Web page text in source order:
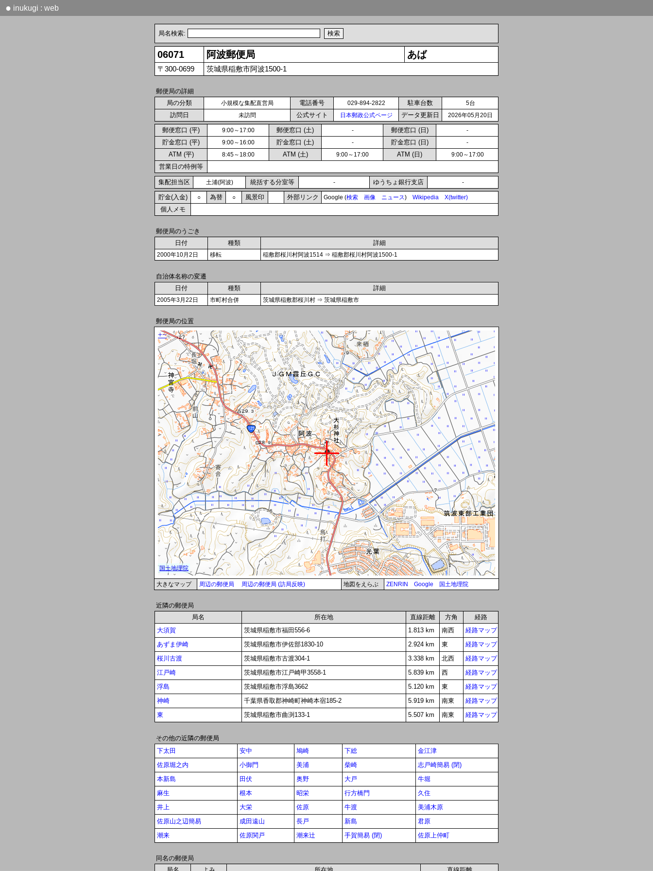
● inukugi : web
局名検索:
06071 阿波郵便局 あば
〒300-0699 茨城県稲敷市阿波1500-1
郵便局の詳細
局の分類
小規模な集配直営局 電話番号 029-894-2822 駐車台数 5台
訪問日 未訪問 公式サイト 日本郵政公式ページ データ更新日 2026年05月20日
郵便窓口 (平) 9:00～17:00 郵便窓口 (土) - 郵便窓口 (日) -
貯金窓口 (平) 9:00～16:00 貯金窓口 (土) - 貯金窓口 (日) -
ATM (平) 8:45～18:00 ATM (土) 9:00～17:00 ATM (日) 9:00～17:00
営業日の特例等
集配担当区 土浦(阿波) 統括する分室等 - ゆうちょ銀行支店 -
貯金(入金) ○ 為替 ○ 風景印 外部リンク Google (検索 画像 ニュース) Wikipedia X(twitter)
個人メモ
郵便局のうごき
日付
種類 詳細
2000年10月2日 移転 稲敷郡桜川村阿波1514 ⇒ 稲敷郡桜川村阿波1500-1
自治体名称の変遷
日付
種類 詳細
2005年3月22日 市町村合併 茨城県稲敷郡桜川村 ⇒ 茨城県稲敷市
郵便局の位置
大きなマップ 周辺の郵便局 周辺の郵便局 (訪局反映) 地図をえらぶ ZENRIN Google 国土地理院
近隣の郵便局
局名
所在地 直線距離 方角
経路
大須賀
茨城県稲敷市福田556-6 1.813 km 南西
経路マップ
あずま伊崎
茨城県稲敷市伊佐部1830-10 2.924 km 東
経路マップ
桜川古渡
茨城県稲敷市古渡304-1 3.338 km 北西
経路マップ
江戸崎
茨城県稲敷市江戸崎甲3558-1 5.839 km 西
経路マップ
浮島
茨城県稲敷市浮島3662 5.120 km 東
経路マップ
神崎
千葉県香取郡神崎町神崎本宿185-2 5.919 km 南東
経路マップ
東
茨城県稲敷市曲渕133-1 5.507 km 南東 経路マップ
その他の近隣の郵便局
下太田
安中 鳩崎 下総
金江津
佐原堀之内
小御門 美浦 柴崎
志戸崎簡易 (閉)
本新島
田伏 奥野 大戸
牛堀
麻生
根本 昭栄 行方橋門
久住
井上
大栄 佐原 牛渡
美浦木原
佐原山之辺簡易
成田遠山 長戸 新島
君原
潮来
佐原関戸 潮来辻 手賀簡易 (閉) 佐原上仲町
同名の郵便局